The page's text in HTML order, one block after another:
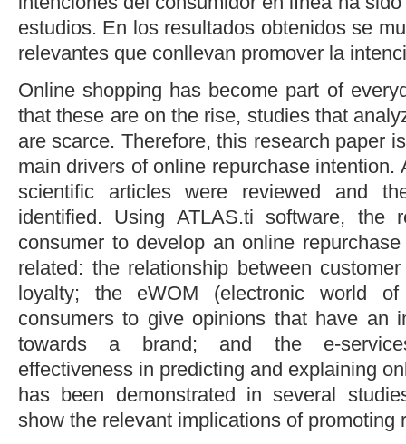
estudios. En los resultados obtenidos se
relevantes que conllevan promover la
Online shopping has become part of
that these are on the rise, studies that
are scarce. Therefore, this research paper
main drivers of online repurchase intention.
scientific articles were reviewed and
identified. Using ATLAS.ti software, the
consumer to develop an online
related: the relationship between
loyalty; the eWOM (electronic world
consumers to give opinions that have an
towards a brand; and the e-
effectiveness in predicting and explaining
has been demonstrated in several
show the relevant implications of promoting